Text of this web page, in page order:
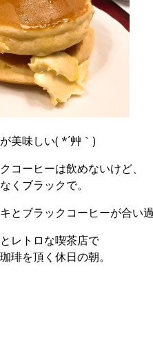
美味しい( *´艸｀)
コーヒーは飲めないけど、
くブラックで。
とブラックコーヒーが合い
レトロな喫茶店で
琲を頂く休日の朝。